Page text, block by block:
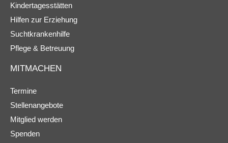
Kindertagesstätten
Hilfen zur Erziehung
Suchtkrankenhilfe
Pflege & Betreuung
MITMACHEN
Termine
Stellenangebote
Mitglied werden
Spenden